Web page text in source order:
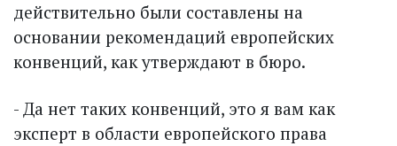
действительно были составлены на
основании рекомендаций европейских
конвенций, как утверждают в бюро.
- Да нет таких конвенций, это я вам как
эксперт в области европейского права